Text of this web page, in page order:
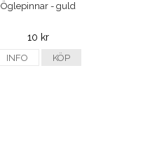
Öglepinnar - guld
10 kr
INFO KÖP